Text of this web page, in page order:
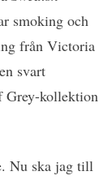
smoking och
från Victoria
svart
Grey-kollektion
Nu ska jag till